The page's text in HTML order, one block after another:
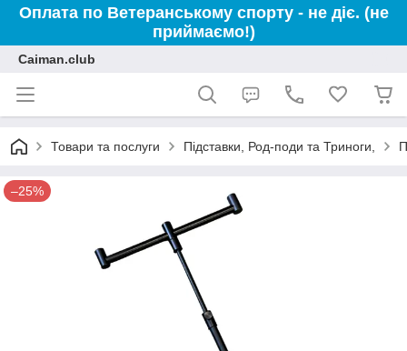
Оплата по Ветеранському спорту - не діє. (не
приймаємо!)
Caiman.club
Товари та послуги Підставки, Род-поди та Триноги,
–25%